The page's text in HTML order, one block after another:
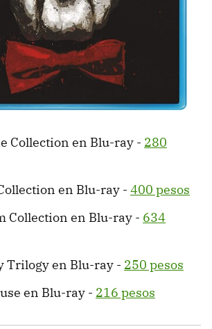
Collection en Blu-ray - 280
en Blu-ray - 400 pesos
Collection en Blu-ray - 634
Trilogy en Blu-ray - 250 pesos
en Blu-ray - 216 pesos